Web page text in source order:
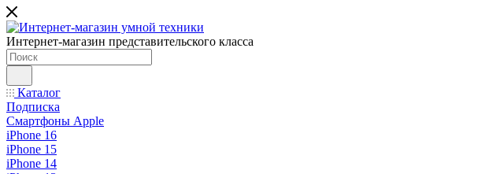
Интернет-магазин представительского класса
Каталог
Подписка
Смартфоны Apple
iPhone 16
iPhone 15
iPhone 14